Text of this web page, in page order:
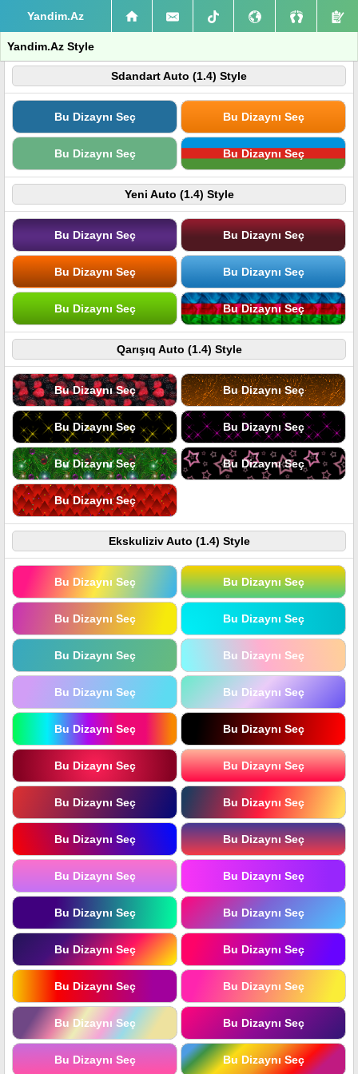
Yandim.Az
Yandim.Az Style
Sdandart Auto (1.4) Style
Bu Dizaynı Seç Bu Dizaynı Seç
Bu Dizaynı Seç Bu Dizaynı Seç
Yeni Auto (1.4) Style
Bu Dizaynı Seç Bu Dizaynı Seç
Bu Dizaynı Seç Bu Dizaynı Seç
Bu Dizaynı Seç Bu Dizaynı Seç
Qarışıq Auto (1.4) Style
Bu Dizaynı Seç Bu Dizaynı Seç
Bu Dizaynı Seç Bu Dizaynı Seç
Bu Dizaynı Seç Bu Dizaynı Seç
Bu Dizaynı Seç
Ekskuliziv Auto (1.4) Style
Bu Dizaynı Seç Bu Dizaynı Seç
Bu Dizaynı Seç Bu Dizaynı Seç
Bu Dizaynı Seç Bu Dizaynı Seç
Bu Dizaynı Seç Bu Dizaynı Seç
Bu Dizaynı Seç Bu Dizaynı Seç
Bu Dizaynı Seç Bu Dizaynı Seç
Bu Dizaynı Seç Bu Dizaynı Seç
Bu Dizaynı Seç Bu Dizaynı Seç
Bu Dizaynı Seç Bu Dizaynı Seç
Bu Dizaynı Seç Bu Dizaynı Seç
Bu Dizaynı Seç Bu Dizaynı Seç
Bu Dizaynı Seç Bu Dizaynı Seç
Bu Dizaynı Seç Bu Dizaynı Seç
Bu Dizaynı Seç Bu Dizaynı Seç